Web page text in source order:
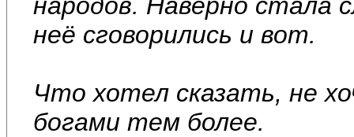
неё сговорились и вот.
Что хотел сказать, не
богами тем более.